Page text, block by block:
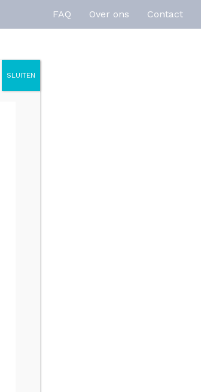
FAQ Over ons Contact
SLUITEN